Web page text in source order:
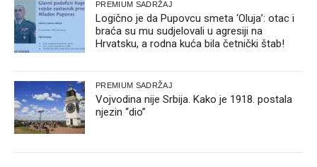
PREMIUM SADRŽAJ
Logično je da Pupovcu smeta ‘Oluja’: otac i
braća su mu sudjelovali u agresiji na
Hrvatsku, a rodna kuća bila četnički štab!
PREMIUM SADRŽAJ
Vojvodina nije Srbija. Kako je 1918. postala
njezin “dio”